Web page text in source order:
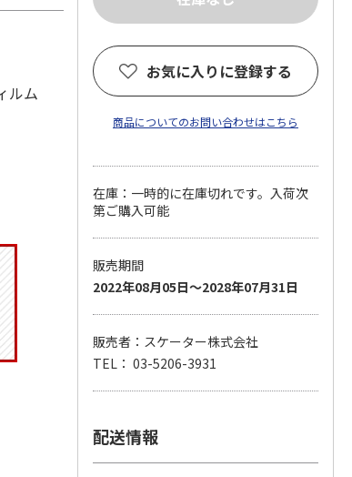
ルム
お気に入りに登録する
商品についてのお問い合わせはこちら
在庫：一時的に在庫切れです。入荷次
第ご購入可能
販売期間
2022年08月05日～2028年07月31日
販売者：スケーター株式会社
TEL： 03-5206-3931
配送情報